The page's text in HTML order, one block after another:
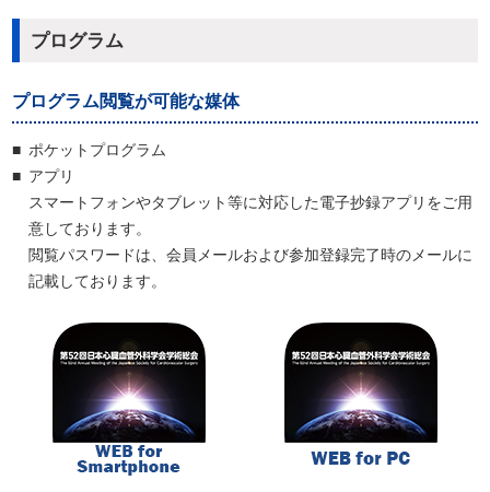
プログラム
プログラム閲覧が可能な媒体
■ ポケットプログラム
■ アプリ
スマートフォンやタブレット等に対応した電子抄録アプリをご用
意しております。
閲覧パスワードは、会員メールおよび参加登録完了時のメールに
記載しております。